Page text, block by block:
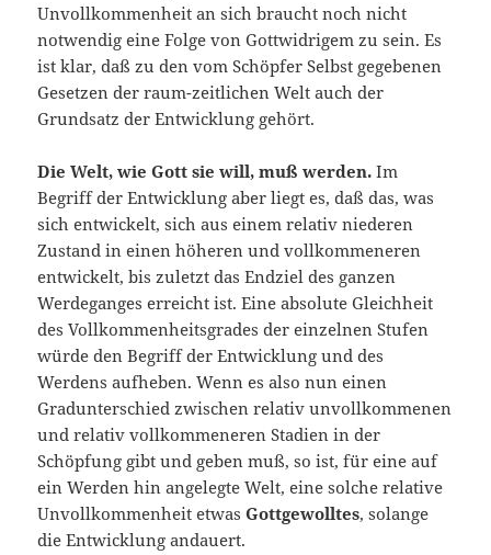
Unvollkommenheit an sich braucht noch nicht
notwendig eine Folge von Gottwidrigem zu sein. Es
ist klar, daß zu den vom Schöpfer Selbst gegebenen
Gesetzen der raum-zeitlichen Welt auch der
Grundsatz der Entwicklung gehört.
Die Welt, wie Gott sie will, muß werden. Im
Begriff der Ent­wicklung aber liegt es, daß das, was
sich entwickelt, sich aus einem relativ niederen
Zustand in einen höheren und vollkommeneren
ent­wickelt, bis zuletzt das Endziel des ganzen
Werdeganges erreicht ist. Eine absolute Gleichheit
des Vollkommenheitsgrades der einzelnen Stufen
würde den Begriff der Entwicklung und des
Werdens aufheben. Wenn es also nun einen
Gradunterschied zwischen relativ unvollkommenen
und relativ vollkommeneren Stadien in der
Schöpfung gibt und geben muß, so ist, für eine auf
ein Werden hin angelegte Welt, eine solche relative
Unvollkommenheit etwasGottgewolltes, solange
die Entwicklung andauert.